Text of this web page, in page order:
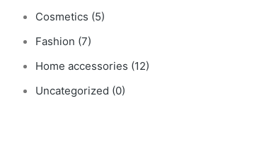
Cosmetics (5)
Fashion (7)
Home accessories (12)
Uncategorized (0)